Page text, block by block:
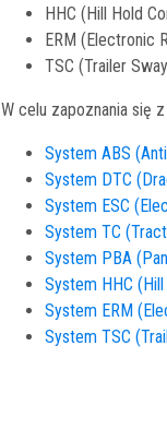
HHC (Hill Hold
ERM (Electronic
TSC (Trailer
W celu zapoznania się
System ABS
System DTC
System ESC
System TC
System PBA
System HHC
System ERM
System TSC